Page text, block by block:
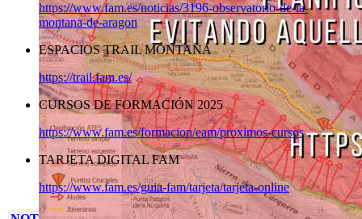
https://www.fam.es/noticias/3196-observatorio-de-la-
montana-de-aragon
ESPACIOS TRAIL MONTAÑA
https://trail.fam.es/
CURSOS DE FORMACIÓN 2025
https://www.fam.es/formacion/eam/proximos-cursos
TARJETA DIGITAL FAM
https://www.fam.es/guia-fam/tarjeta/tarjeta-online